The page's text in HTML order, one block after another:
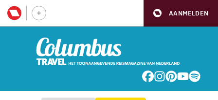
AANMELDEN